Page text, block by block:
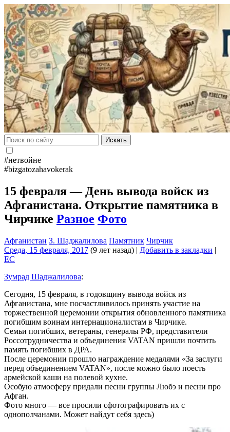
Искать
#нетвойне
#bizgatozahavokerak
15 февраля — День вывода войск из
Афганистана. Открытие памятника в
Чирчике Разное Фото
Афганистан З. Шаджалилова Памятник Чирчик
Среда, 15 февраля, 2017 (9 лет назад) | Добавить в закладки |
EC
Зумрад Шаджалилова:
Сегодня, 15 февраля, в годовщину вывода войск из
Афганистана, мне посчастливилось принять участие на
торжественной церемонии открытия обновленного памятника
погибшим воинам интернационалистам в Чирчике.
Семьи погибших, ветераны, генералы РФ, представители
Россотрудничества и объединения VATAN пришли почтить
память погибших в ДРА.
После церемонии прошло награждение медалями «За заслуги
перед объединением VATAN», после можно было поесть
армейской каши на полевой кухне.
Особую атмосферу придали песни группы Любэ и песни про
Афган.
Фото много — все просили сфотографировать их с
однополчанами. Может найдут себя здесь)